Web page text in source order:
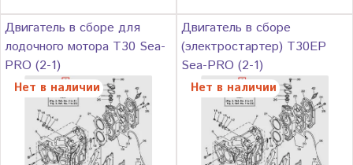
Двигатель в сборе для
лодочного мотора Т30 Sea-
PRO (2-1)
Нет в наличии
Двигатель в сборе
(электростартер) T30EP
Sea-PRO (2-1)
Нет в наличии